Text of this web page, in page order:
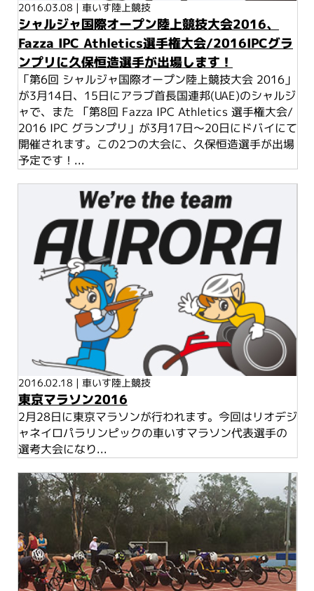
2016.03.08 |車いす陸上競技
シャルジャ国際オープン陸上競技大会2016、
Fazza IPC Athletics選手権大会/2016IPCグラ
ンプリに久保恒造選手が出場します！
「第6回 シャルジャ国際オープン陸上競技大会 2016」
が3月14日、15日にアラブ首長国連邦(UAE)のシャルジ
ャで、また 「第8回 Fazza IPC Athletics 選手権大会/
2016 IPC グランプリ」が3月17日～20日にドバイにて
開催されます。この2つの大会に、久保恒造選手が出場
予定です！...
2016.02.18 | 車いす陸上競技
東京マラソン2016
2月28日に東京マラソンが行われます。今回はリオデジ
ャネイロパラリンピックの車いすマラソン代表選手の
選考大会になり...